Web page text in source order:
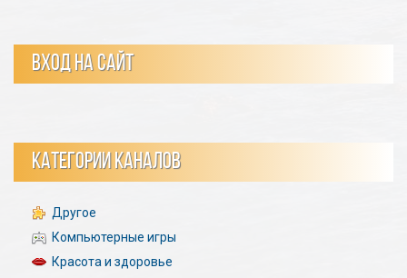
ВХОД НА САЙТ
КАТЕГОРИИ КАНАЛОВ
Другое
Компьютерные игры
Красота и здоровье